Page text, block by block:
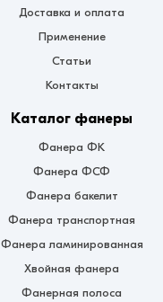
Доставка и оплата
Применение
Статьи
Контакты
Каталог фанеры
Фанера ФК
Фанера ФСФ
Фанера бакелит
Фанера транспортная
Фанера ламинированная
Хвойная фанера
Фанерная полоса